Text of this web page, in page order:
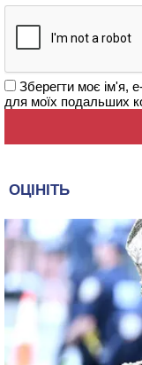
Зберегти моє ім'я,
для моїх подальших